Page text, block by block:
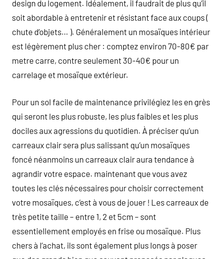
design du logement. Idéalement, il faudrait de plus qu’il
soit abordable à entretenir et résistant face aux coups (
chute d’objets… ). Généralement un mosaïques intérieur
est légèrement plus cher : comptez environ 70-80€ par
metre carre, contre seulement 30-40€ pour un
carrelage et mosaïque extérieur.
Pour un sol facile de maintenance privilégiez les en grès
qui seront les plus robuste, les plus faibles et les plus
dociles aux agressions du quotidien. À préciser qu’un
carreaux clair sera plus salissant qu’un mosaïques
foncé néanmoins un carreaux clair aura tendance à
agrandir votre espace. maintenant que vous avez
toutes les clés nécessaires pour choisir correctement
votre mosaïques, c’est à vous de jouer ! Les carreaux de
très petite taille – entre 1, 2 et 5cm – sont
essentiellement employés en frise ou mosaïque. Plus
chers à l’achat, ils sont également plus longs à poser